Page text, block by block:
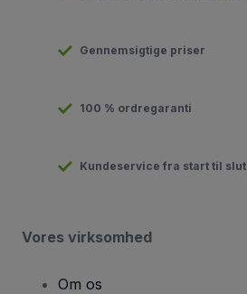
Gennemsigtige priser
100 % ordregaranti
Kundeservice fra start til slut
Vores virksomhed
Om os